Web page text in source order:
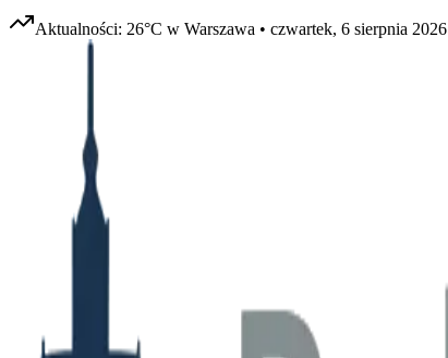
Aktualności: 26°C w Warszawa • czwartek, 6 sierpnia 2026